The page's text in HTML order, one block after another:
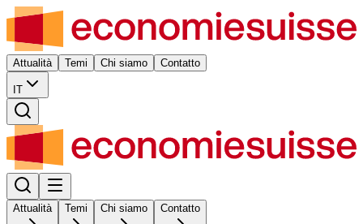
Attualità Temi Chi siamo Contatto
IT
Attualità Temi Chi siamo Contatto